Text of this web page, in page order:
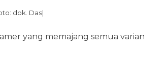
dok. Das|
yang memajang semua varian